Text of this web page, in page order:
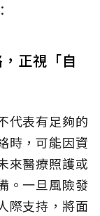
正視「自
代表有足夠的
時，可能因資
來醫療照護或
。一旦風險發
際支持，將面